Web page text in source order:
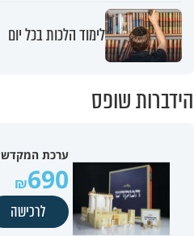
לימוד הלכות בכל יום
הידברות שופס
ערכת המקדש
690
לרכישה